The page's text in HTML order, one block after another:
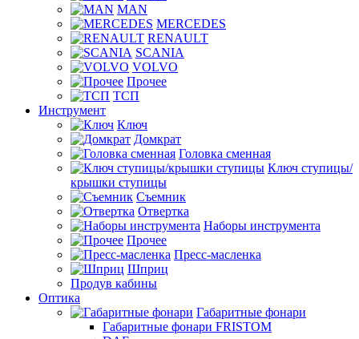
MAN
MERCEDES
RENAULT
SCANIA
VOLVO
Прочее
ТСП
Инструмент
Ключ
Домкрат
Головка сменная
Ключ ступицы/
крышки ступицы
Съемник
Отвертка
Наборы инструмента
Прочее
Пресс-масленка
Шприц
Продув кабины
Оптика
Габаритные фонари
Габаритные фонари FRISTOM